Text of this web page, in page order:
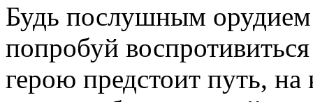
Будь послушным
попробуй
герою предстоит путь, на